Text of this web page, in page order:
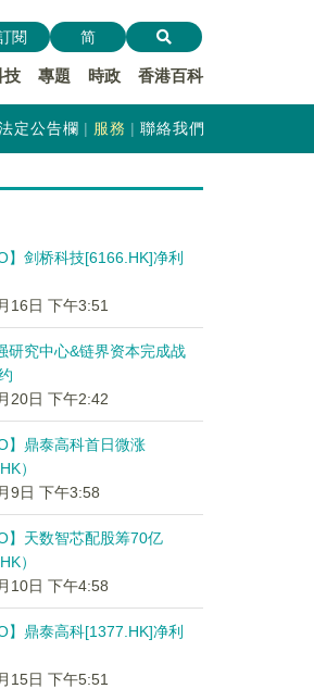
技 專題 時政 香港百科
閱 简
定公告欄 服務 聯絡我們
】剑桥科技[6166.HK]净利
16日 下午3:51
研究中心&链界资本完成战
20日 下午2:42
】鼎泰高科首日微涨
）
9日 下午3:58
】天数智芯配股筹70亿
）
10日 下午4:58
】鼎泰高科[1377.HK]净利
15日 下午5:51